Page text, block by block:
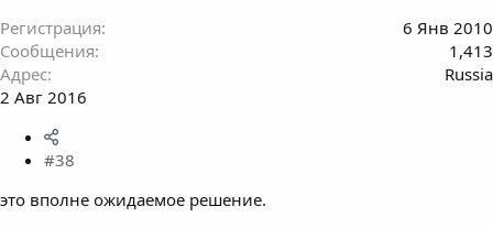
Регистрация
6 Янв 2010
Сообщения
1,413
Адрес
Russia
2 Авг 2016
#38
это вполне ожидаемое решение.